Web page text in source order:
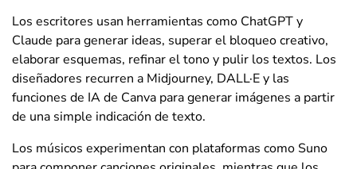
Los escritores usan herramientas como ChatGPT y
Claude para generar ideas, superar el bloqueo creativo,
elaborar esquemas, refinar el tono y pulir los textos. Los
diseñadores recurren a Midjourney, DALL·E y las
funciones de IA de Canva para generar imágenes a partir
de una simple indicación de texto.
Los músicos experimentan con plataformas como Suno